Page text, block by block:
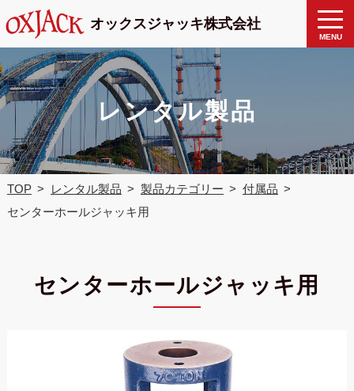
オックスジャッキ株式会社
toggle
MENU
製品検
索
レンタル製品
TOP レンタル製品 製品カテゴリー
付属品
センターホールジャッキ用
センターホールジャッキ用